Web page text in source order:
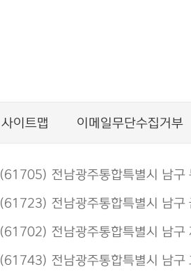
사이트맵 이메일무단수집거부
(61705) 전남광주통합특별시 남
(61723) 전남광주통합특별시 남
(61702) 전남광주통합특별시 남
(61743) 전남광주통합특별시 남